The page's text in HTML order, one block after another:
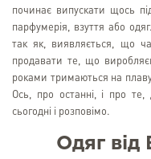
починає випускати щось
парфумерія, взуття або
так як, виявляється, що
продавати те, що
роками тримаються на
Ось, про останні, і про
сьогодні і розповімо.
Одяг від